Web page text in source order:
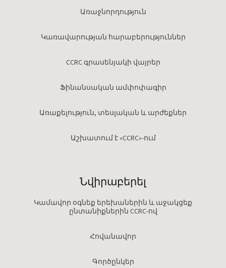
Առաջնորդություն
Կառավարության հարաբերություններ
CCRC գրասենյակի վայրեր
Ֆինանսական ամփոփագիր
Առաքելություն, տեսլական և արժեքներ
Աշխատում է «CCRC»-ում
Նվիրաբերել
Կամավոր օգնեք երեխաներին և աջակցեք
ընտանիքներին CCRC-ով
Հովանավոր
Գործընկեր